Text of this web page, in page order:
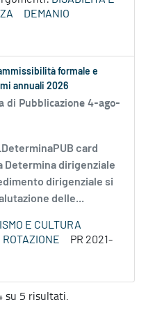
DEMANIO
formale e
annuali 2026
di Pubblicazione 4-ago-
card
Determina dirigenziale
dirigenziale si
delle...
E CULTURA
ROTAZIONE
PR 2021-
su 5 risultati.